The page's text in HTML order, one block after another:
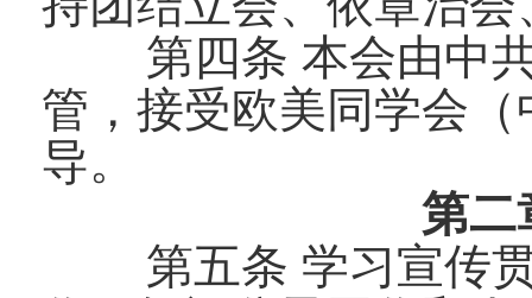
第四条 本会由中
管，接受欧美同学会
导。
第二
第五条 学习宣传